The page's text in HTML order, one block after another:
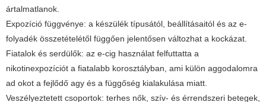
ártalmatlanok.
Expozíció függvénye: a készülék típusától, beállításaitól és az e-
folyadék összetételétől függően jelentősen változhat a kockázat.
Fiatalok és serdülők: az e-cig használat felfuttatta a
nikotinexpozíciót a fiatalabb korosztályban, ami külön aggodalomra
ad okot a fejlődő agy és a függőség kialakulása miatt.
Veszélyeztetett csoportok: terhes nők, szív- és érrendszeri betegek,